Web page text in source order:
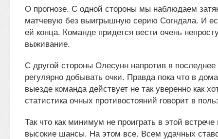
О прогнозе. С одной стороны мы наблюдаем
матчевую без выигрышную серию Согндала. И
ей конца. Команде придется вести очень
выживание.
С другой стороны Олесунн напротив в
регулярно добывать очки. Правда пока что в
выезде команда действует не так уверенно как
статистика очных противостояний говорит в
Так что как минимум не проиграть в этой
высокие шансы. На этом все. Всем удачных